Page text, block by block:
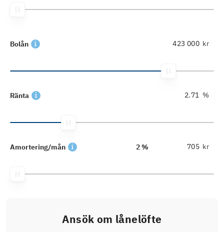
Bolån kr
Ränta %
Amortering/mån 2 % kr
Ansök om lånelöfte